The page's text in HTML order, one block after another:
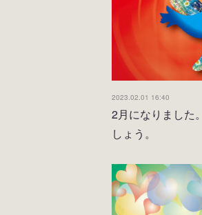
2023.02.01 16:40
2月になりました
しょう。